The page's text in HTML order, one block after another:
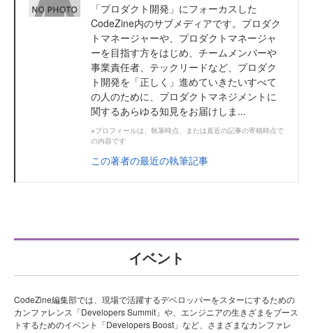
「プロダクト開発」にフォーカスした
CodeZine内のサブメディアです。プロダク
トマネージャーや、プロダクトマネージャ
ーを目指す方をはじめ、チームメンバーや
事業責任者、テックリードなど、プロダク
ト開発を「正しく」進めていきたいすべて
の人のために、プロダクトマネジメントに
関するあらゆる知見をお届けしま...
※プロフィールは、執筆時点、または直近の記事の寄稿時点で
の内容です
この著者の最近の執筆記事
イベント
CodeZine編集部では、現場で活躍するデベロッパーをスターにするための
カンファレンス「Developers Summit」や、エンジニアの生きざまをブース
トするためのイベント「Developers Boost」など、さまざまなカンファレ